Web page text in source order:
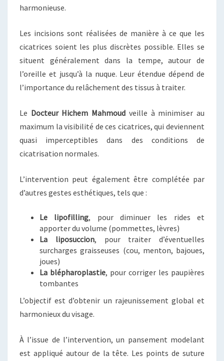
harmonieuse.
Les incisions sont réalisées de manière à ce que les
cicatrices soient les plus discrètes possible. Elles se
situent généralement dans la tempe, autour de
l’oreille et jusqu’à la nuque. Leur étendue dépend de
l’importance du relâchement des tissus à traiter.
Le Docteur Hichem Mahmoud veille à minimiser au
maximum la visibilité de ces cicatrices, qui deviennent
quasi imperceptibles dans des conditions de
cicatrisation normales.
L’intervention peut également être complétée par
d’autres gestes esthétiques, tels que :
Le lipofilling, pour diminuer les rides et
apporter du volume (pommettes, lèvres)
La liposuccion, pour traiter d’éventuelles
surcharges graisseuses (cou, menton, bajoues,
joues)
La blépharoplastie, pour corriger les paupières
tombantes
L’objectif est d’obtenir un rajeunissement global et
harmonieux du visage.
À l’issue de l’intervention, un pansement modelant
est appliqué autour de la tête. Les points de suture